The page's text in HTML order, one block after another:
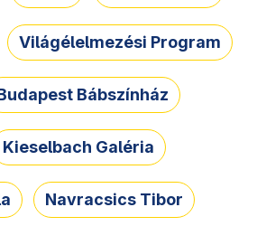
Világélelmezési Program
Bábszínház
Kieselbach Galéria
Navracsics Tibor